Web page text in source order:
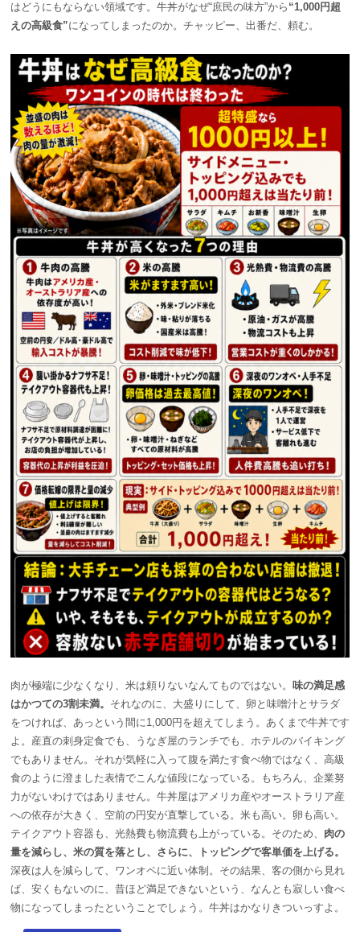
はどうにもならない領域です。牛丼がなぜ“庶民の味方”から “1,000円超
えの高級食”になってしまったのか。チャッピー、出番だ、頼む。
肉が極端に少なくなり、米は頼りないなんてものではない。 味の満足感
はかつての3割未満。 それなのに、大盛りにして、卵と味噌汁とサラダ
をつければ、あっという間に1,000円を超えてしまう。あくまで牛丼です
よ。産直の刺身定食でも、うなぎ屋のランチでも、ホテルのバイキング
でもありません。それが気軽に入って腹を満たす食べ物ではなく、高級
食のように澄ました表情でこんな値段になっている。もちろん、企業努
力がないわけではありません。牛丼屋はアメリカ産やオーストラリア産
への依存が大きく、空前の円安が直撃している。米も高い。卵も高い。
テイクアウト容器も、光熱費も物流費も上がっている。そのため、 肉の
量を減らし、米の質を落とし、さらに、トッピングで客単価を上げる。
深夜は人を減らして、ワンオペに近い体制。その結果、客の側から見れ
ば、安くもないのに、昔ほど満足できないという、なんとも寂しい食べ
物になってしまったということでしょう。牛丼はかなりきついっすよ。